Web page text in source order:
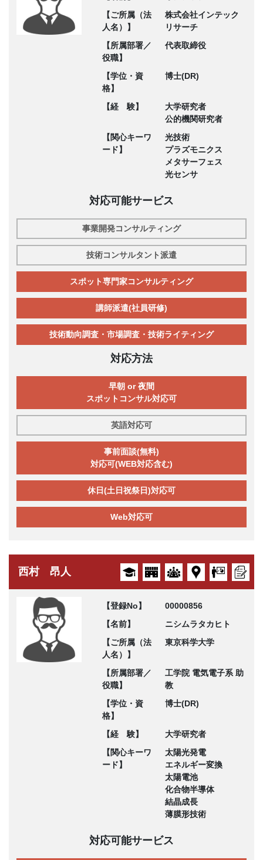
【ご所属（法
人名）】
株式会社インテック
リサーチ
【所属部署／
役職】
代表取締役
【学位・資
格】
博士(DR)
【経 験】
大学研究者
公的機関研究者
【関心キーワ
ード】
光技術
プラズモニクス
メタサーフェス
光センサ
対応可能サービス
事業開発コンサルティング
技術コンサルタント派遣
スポット専門家コンサルティング
講師派遣(社員研修)
技術動向調査・市場調査・技術ライティング
対応方法
早朝 or 夜間
スポットコンサル対応可
英語対応可
事前面談(無料)
対応可(WEB対応含む)
休日(土日祝祭日)対応可
Web対応可
西村 昂人
【登録No】
00000856
【名前】
ニシムラタカヒト
【ご所属（法
人名）】
東京科学大学
【所属部署／
役職】
工学院 電気電子系 助
教
【学位・資
格】
博士(DR)
【経 験】
大学研究者
【関心キーワ
ード】
太陽光発電
エネルギー変換
太陽電池
化合物半導体
結晶成長
薄膜形技術
対応可能サービス